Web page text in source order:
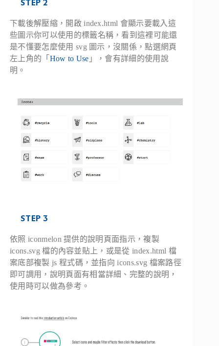
STEP 2
下載後解壓縮，開啟 index.html 會顯示要載入這
些圖示你可以使用的標籤名稱，看到這裡可能還
是不懂要怎麼使用 svg 圖示，沒關係，點選網頁
左上角的「 How to Use 」，會有詳細的使用說
明。
STEP 3
依照 iconmelon 提供的說明頁面指示，複製
icons.svg 檔的內容並貼上，或是從 index.html 檔
案底部複製 js 程式碼，並指向 icons.svg 檔案路徑
即可調用，說明頁面有相當詳細、完整的說明，
使用時可以做為參考。